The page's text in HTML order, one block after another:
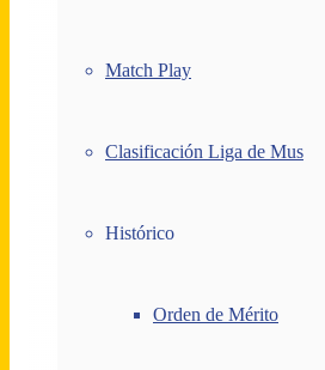
Match Play
Clasificación Liga de Mus
Histórico
Orden de Mérito